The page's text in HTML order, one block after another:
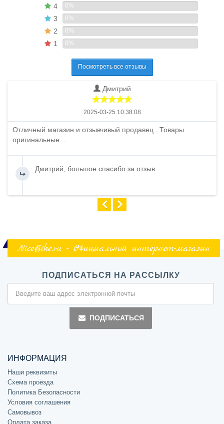
4 0%
3 0%
2 0%
1 0%
Посмотреть все отзывы
Дмитрий
2025-03-25 10:38:08
Отличный магазин и отзывчивый продавец . Товары
оригинальные...
Дмитрий, большое спасибо за отзыв.
NiceBike.ru - Официальный интернет-магазин
ПОДПИСАТЬСЯ НА РАССЫЛКУ
ПОДПИСАТЬСЯ
ИНФОРМАЦИЯ
Наши реквизиты
Схема проезда
Политика Безопасности
Условия соглашения
Самовывоз
Оплата заказа